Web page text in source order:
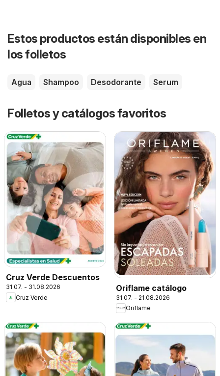
Estos productos están disponibles en
los folletos
Agua Shampoo Desodorante Serum
Folletos y catálogos favoritos
Cruz Verde Descuentos
31.07. - 31.08.2026
Cruz Verde
Oriflame catálogo
31.07. - 21.08.2026
Oriflame